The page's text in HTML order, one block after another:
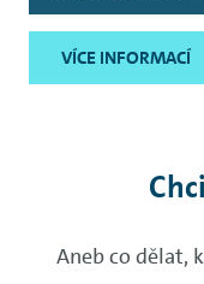
VÍCE INFORMACÍ
Aneb co dělat,